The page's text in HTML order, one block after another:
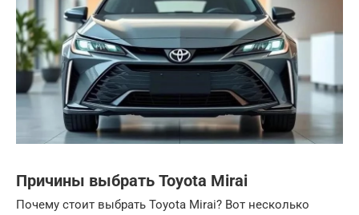
Причины выбрать Toyota Mirai
Почему стоит выбрать Toyota Mirai? Вот несколько